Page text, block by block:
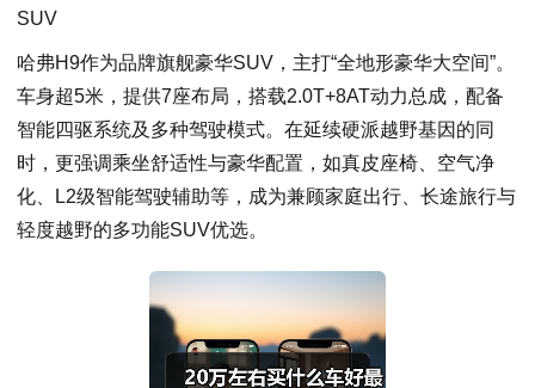
SUV
哈弗H9作为品牌旗舰豪华SUV，主打“全地形豪华大空间”。
车身超5米，提供7座布局，搭载2.0T+8AT动力总成，配备
智能四驱系统及多种驾驶模式。在延续硬派越野基因的同
时，更强调乘坐舒适性与豪华配置，如真皮座椅、空气净
化、L2级智能驾驶辅助等，成为兼顾家庭出行、长途旅行与
轻度越野的多功能SUV优选。